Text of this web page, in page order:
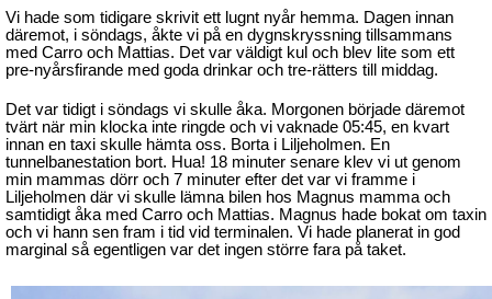
Vi hade som tidigare skrivit ett lugnt nyår hemma. Dagen innan
däremot, i söndags, åkte vi på en dygnskryssning tillsammans
med Carro och Mattias. Det var väldigt kul och blev lite som ett
pre-nyårsfirande med goda drinkar och tre-rätters till middag.
Det var tidigt i söndags vi skulle åka. Morgonen började däremot
tvärt när min klocka inte ringde och vi vaknade 05:45, en kvart
innan en taxi skulle hämta oss. Borta i Liljeholmen. En
tunnelbanestation bort. Hua! 18 minuter senare klev vi ut genom
min mammas dörr och 7 minuter efter det var vi framme i
Liljeholmen där vi skulle lämna bilen hos Magnus mamma och
samtidigt åka med Carro och Mattias. Magnus hade bokat om taxin
och vi hann sen fram i tid vid terminalen. Vi hade planerat in god
marginal så egentligen var det ingen större fara på taket.